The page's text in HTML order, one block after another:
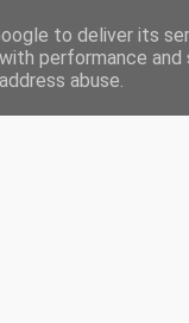
CHRONIQUES
to deliver its
performance
abuse.